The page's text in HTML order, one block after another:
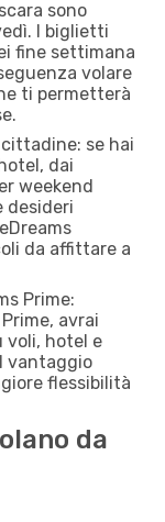
sono
I biglietti
fine settimana
volare
ti permetterà
se hai
dai
weekend
desideri
da affittare a
Prime:
avrai
voli, hotel e
vantaggio
flessibilità
da